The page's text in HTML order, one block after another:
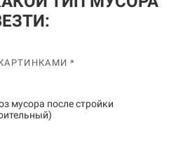
*
мусора после стройки